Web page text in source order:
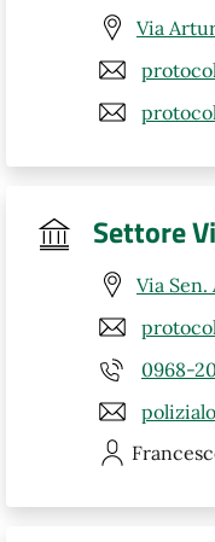
Via
Settore
Via
0968-